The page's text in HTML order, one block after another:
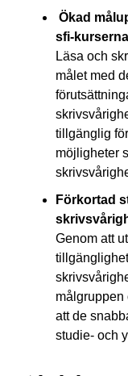
Ökad
sfi-kurserna
Läsa och
målet med
tillgänglig
möjligheter
Förkortad
Genom att
målgruppen
att de
studie- och